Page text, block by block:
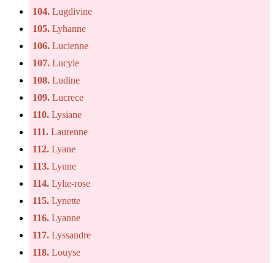
104. Lugdivine
105. Lyhanne
106. Lucienne
107. Lucyle
108. Ludine
109. Lucrece
110. Lysiane
111. Laurenne
112. Lyane
113. Lynne
114. Lylie-rose
115. Lynette
116. Lyanne
117. Lyssandre
118. Louyse